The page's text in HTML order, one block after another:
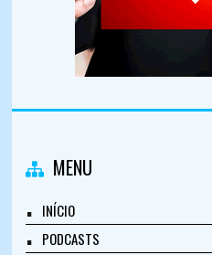
MENU
INÍCIO
PODCASTS